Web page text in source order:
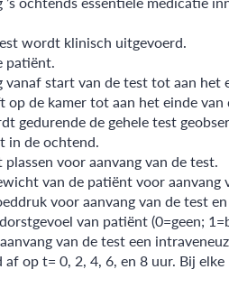
wordt klinisch uitgevoerd.
patiënt.
vanaf start van de test tot aan
op de kamer tot aan het einde
gedurende de gehele test
in de ochtend.
voor aanvang van de test.
van de patiënt voor aanvang
voor aanvang van de test
van patiënt (0=geen;
van de test een
af op t= 0, 2, 4, 6, en 8 uur. Bij